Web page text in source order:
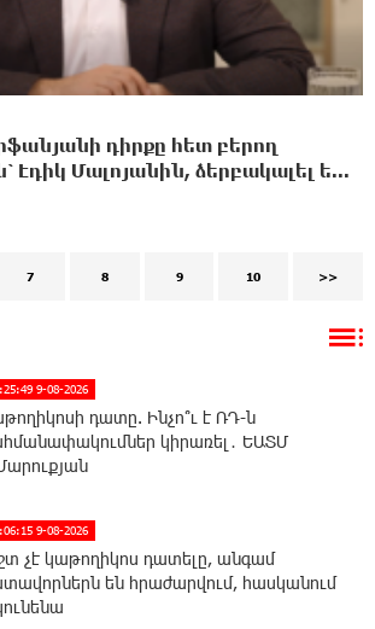
դիրքը հետ բերող
Էդիկ Մալոյանին, ձերբակալել ե...
7 8 9 10 >>
9-08-2026
դատը. Ինչո՞ւ է ՌԴ-ն
կիրառել․ ԵԱՏՄ
9-08-2026
չէ կաթողիկոս դատելը, անգամ
են հրաժարվում, հասկանում